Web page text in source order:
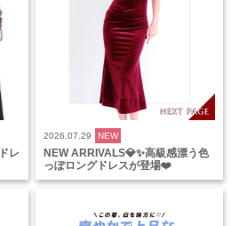
レ
2026.07.29 NEW
NEW ARRIVALS💎✨高級感漂う色
っぽロングドレスが登場❤️